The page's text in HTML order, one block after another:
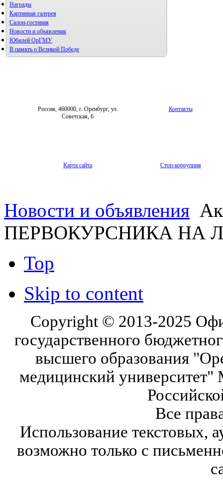
Награды
Картинная галерея
Салон-гостиная
Новости и объявления
Юбилей ОрГМУ
В память о Великой Победе
Россия, 460000, г. Оренбург, ул.
Советская, 6
Контакты
Карта сайта Стоп-коррупция
Новости и объявления
ПЕРВОКУРСНИКА НА
Top
Skip to content
Copyright © 2013-2025
государственного
высшего образования
медицинский университет"
Все
Использование текстовых,
возможно только с